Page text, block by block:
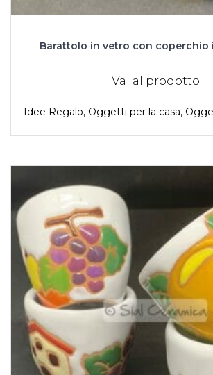
Barattolo in vetro con coperchio
Vai al prodotto
Idee Regalo, Oggetti per la casa,